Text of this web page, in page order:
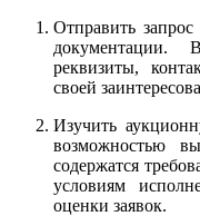
Отправить
документации.
реквизиты,
своей
Изучить
возможностью
содержатся
условиям
оценки заявок.